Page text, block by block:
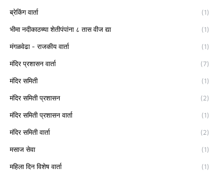
ब्रेकिंग वार्ता (1)
भीमा नदीकाठच्या शेतीपंपांना ८ तास वीज द्या (1)
मंगळवेढा - राजकीय वार्ता (1)
मंदिर प्रशासन वार्ता (7)
मंदिर समिती (1)
मंदिर समिती प्रशासन (2)
मंदिर समिती प्रशासन वार्ता (1)
मंदिर समिती वार्ता (2)
मसाज सेवा (1)
महिला दिन विशेष वार्ता (1)